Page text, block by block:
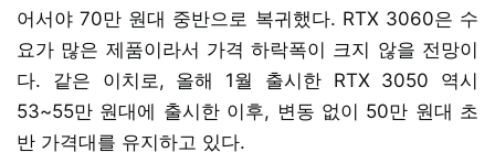
어서야 70만 원대 중반으로 복귀했다. RTX 3060은 수
요가 많은 제품이라서 가격 하락폭이 크지 않을 전망이
다. 같은 이치로, 올해 1월 출시한 RTX 3050 역시
53~55만 원대에 출시한 이후, 변동 없이 50만 원대 초
반 가격대를 유지하고 있다.